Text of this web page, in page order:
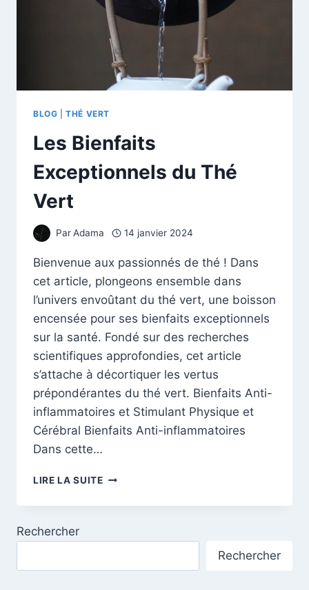
BLOG |THÉ VERT
Les Bienfaits
Exceptionnels du Thé
Vert
ParAdama 14 janvier 2024
Bienvenue aux passionnés de thé ! Dans
cet article, plongeons ensemble dans
l’univers envoûtant du thé vert, une boisson
encensée pour ses bienfaits exceptionnels
sur la santé. Fondé sur des recherches
scientifiques approfondies, cet article
s’attache à décortiquer les vertus
prépondérantes du thé vert. Bienfaits Anti-
inflammatoires et Stimulant Physique et
Cérébral Bienfaits Anti-inflammatoires
Dans cette…
LIRE LA SUITELES
EXCEPTIONNELS
Rechercher
Rechercher